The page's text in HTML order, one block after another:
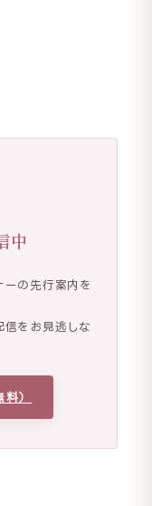
中
の先行案内を
信をお見逃しな
）